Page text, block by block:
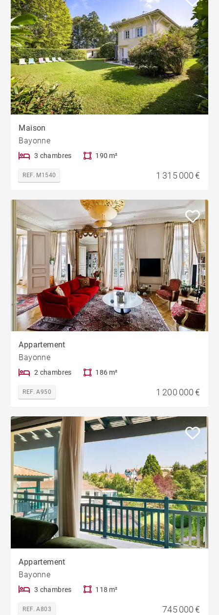
Maison
Bayonne
3 chambres 190 m²
REF. M1540 1 315 000 €
Appartement
Bayonne
2 chambres 186 m²
REF. A950 1 200 000 €
Appartement
Bayonne
3 chambres 118 m²
REF. A803 745 000 €